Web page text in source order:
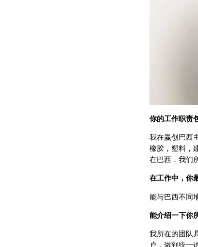
你的工作职责
我在赢创巴西
橡胶，塑料，
在巴西，我们
在工作中，你
能与巴西不同
能介绍一下你
我所在的团队
户，做到统一